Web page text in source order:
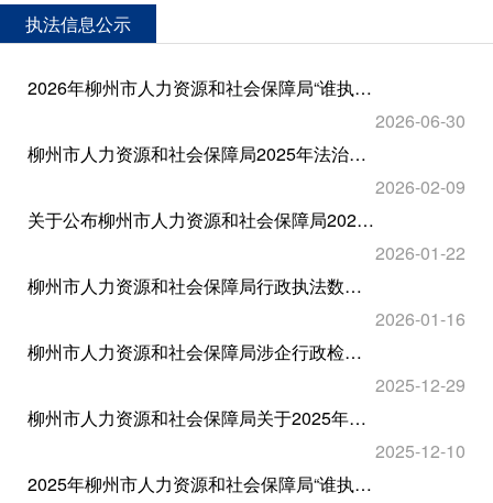
执法信息公示
2026年柳州市人力资源和社会保障局“谁执法谁普法”普法责任清单
2026-06-30
柳州市人力资源和社会保障局2025年法治政府建设年度报告
2026-02-09
关于公布柳州市人力资源和社会保障局2025年度规范性文件目录及文本的通告
2026-01-22
柳州市人力资源和社会保障局行政执法数据统计年报表（2025年）
2026-01-16
柳州市人力资源和社会保障局涉企行政检查事项和依据公示信息（市本级）
2025-12-29
柳州市人力资源和社会保障局关于2025年度落实普法责任制履职情况的报告
2025-12-10
2025年柳州市人力资源和社会保障局“谁执法谁普法”普法责任清单